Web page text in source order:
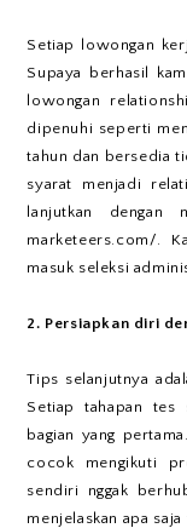
Setiap lowongan
Supaya berhasil
lowongan
dipenuhi seperti
tahun dan bersedia
syarat menjadi
lanjutkan dengan
marketeers.com/.
masuk seleksi
2. Persiapkan diri
Tips selanjutnya
Setiap tahapan tes
bagian yang
cocok mengikuti
sendiri nggak
menjelaskan apa